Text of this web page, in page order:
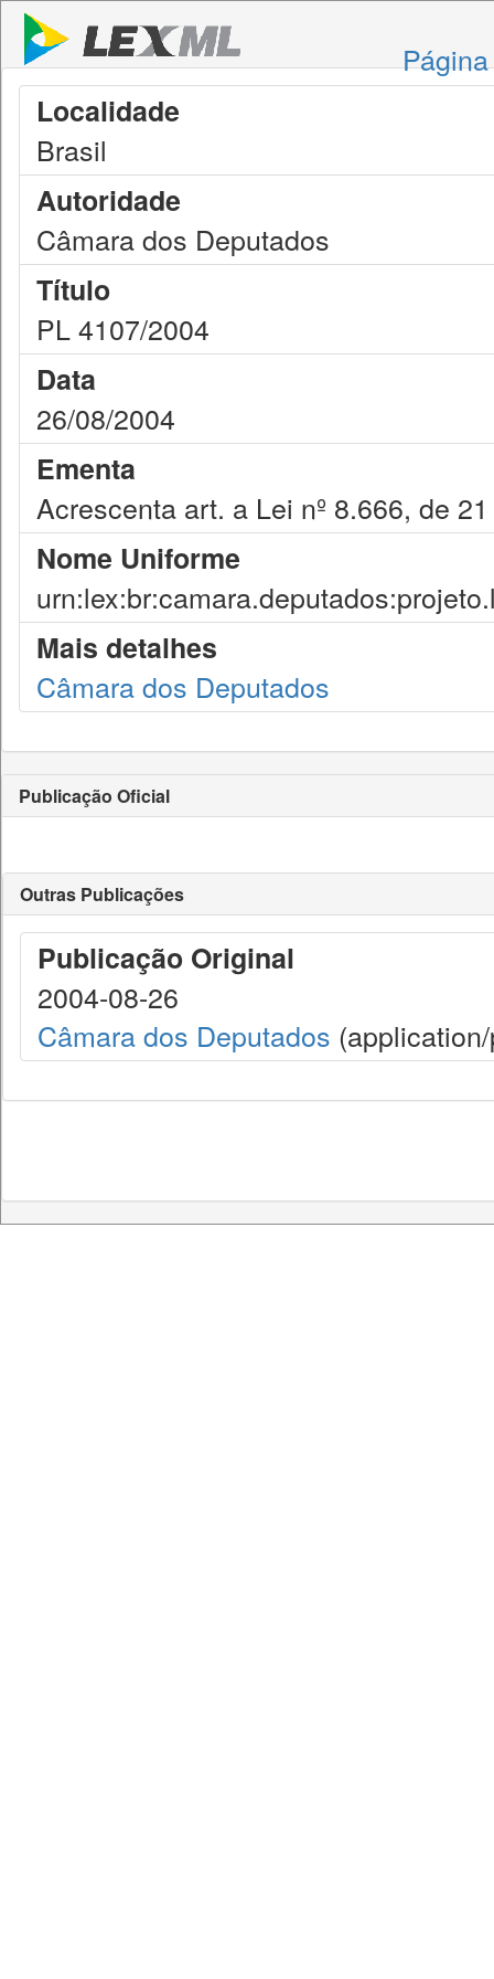
Localidade
Brasil
Autoridade
Câmara dos Deputados
Título
PL 4107/2004
Data
26/08/2004
Ementa
Acrescenta art. a Lei nº 8.666, de
Nome Uniforme
Mais detalhes
Câmara dos Deputados
Publicação Oficial
Outras Publicações
Publicação Original
2004-08-26
Câmara dos Deputados